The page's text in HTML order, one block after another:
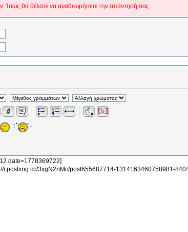
Ίσως θα θέλατε να αναθεωρήσετε την απάντησή σας.